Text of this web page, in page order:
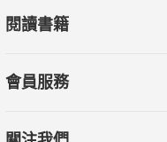
閱讀書籍
會員服務